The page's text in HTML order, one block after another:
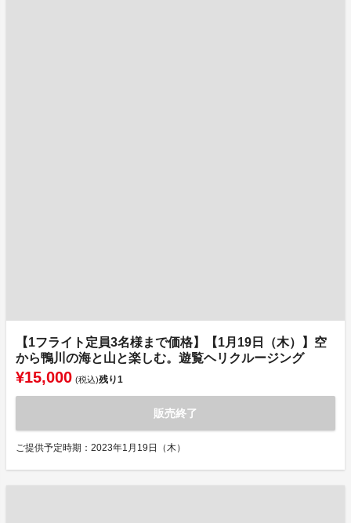
【1フライト定員3名様まで価格】【1月19日（木）】空
から鴨川の海と山と楽しむ。遊覧ヘリクルージング
¥15,000 (税込)残り1
販売終了
ご提供予定時期：2023年1月19日（木）